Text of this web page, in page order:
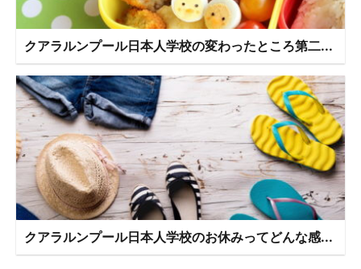
クアラルンプール日本人学校の変わったところ第二...
クアラルンプール日本人学校のお休みってどんな感...